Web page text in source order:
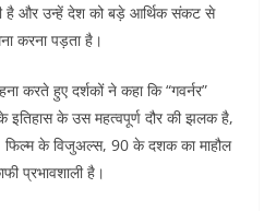
है और उन्हें देश को बड़े आर्थिक संकट से
करना पड़ता है।
करते हुए दर्शकों ने कहा कि “गवर्नर”
के उस महत्वपूर्ण दौर की झलक है,
फिल्म के विजुअल्स, 90 के दशक का माहौल
प्रभावशाली है।